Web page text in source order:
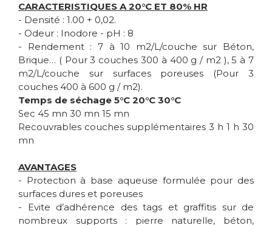
CARACTERISTIQUES A 20°C ET 80% HR
- Densité : 1.00 + 0,02.
- Odeur : Inodore - pH : 8
- Rendement : 7 à 10 m2/L/couche sur Béton,
Brique… ( Pour 3 couches 300 à 400 g / m2 ), 5 à 7
m2/L/couche sur surfaces poreuses (Pour 3
couches 400 à 600 g / m2).
Temps de séchage 5°C 20°C 30°C
Sec 45 mn 30 mn 15 mn
Recouvrables couches supplémentaires 3 h 1 h 30
mn
AVANTAGES
- Protection à base aqueuse formulée pour des
surfaces dures et poreuses
- Evite d’adhérence des tags et graffitis sur de
nombreux supports : pierre naturelle, béton,